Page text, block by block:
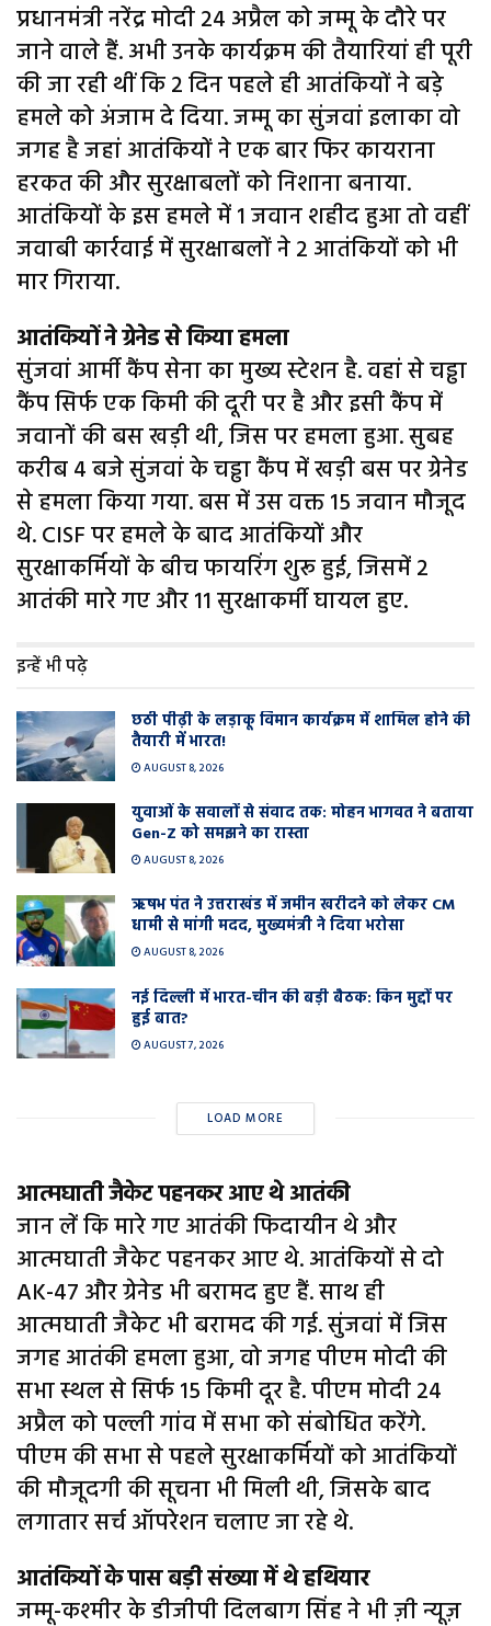
प्रधानमंत्री नरेंद्र मोदी 24 अप्रैल को जम्मू के दौरे पर
जाने वाले हैं. अभी उनके कार्यक्रम की तैयारियां ही पूरी
की जा रही थीं कि 2 दिन पहले ही आतंकियों ने बड़े
हमले को अंजाम दे दिया. जम्मू का सुंजवां इलाका वो
जगह है जहां आतंकियों ने एक बार फिर कायराना
हरकत की और सुरक्षाबलों को निशाना बनाया.
आतंकियों के इस हमले में 1 जवान शहीद हुआ तो वहीं
जवाबी कार्रवाई में सुरक्षाबलों ने 2 आतंकियों को भी
मार गिराया.
आतंकियों ने ग्रेनेड से किया हमला
सुंजवां आर्मी कैंप सेना का मुख्य स्टेशन है. वहां से चड्ढा
कैंप सिर्फ एक किमी की दूरी पर है और इसी कैंप में
जवानों की बस खड़ी थी, जिस पर हमला हुआ. सुबह
करीब 4 बजे सुंजवां के चड्ढा कैंप में खड़ी बस पर ग्रेनेड
से हमला किया गया. बस में उस वक्त 15 जवान मौजूद
थे. CISF पर हमले के बाद आतंकियों और
सुरक्षाकर्मियों के बीच फायरिंग शुरू हुई, जिसमें 2
आतंकी मारे गए और 11 सुरक्षाकर्मी घायल हुए.
इन्हें भी पढ़े
छठी पीढ़ी के लड़ाकू विमान कार्यक्रम में शामिल होने की
तैयारी में भारत!
AUGUST 8, 2026
युवाओं के सवालों से संवाद तक: मोहन भागवत ने बताया
Gen-Z को समझने का रास्ता
AUGUST 8, 2026
ऋषभ पंत ने उत्तराखंड में जमीन खरीदने को लेकर CM
धामी से मांगी मदद, मुख्यमंत्री ने दिया भरोसा
AUGUST 8, 2026
नई दिल्ली में भारत-चीन की बड़ी बैठक: किन मुद्दों पर
हुई बात?
AUGUST 7, 2026
LOAD MORE
आत्मघाती जैकेट पहनकर आए थे आतंकी
जान लें कि मारे गए आतंकी फिदायीन थे और
आत्मघाती जैकेट पहनकर आए थे. आतंकियों से दो
AK-47 और ग्रेनेड भी बरामद हुए हैं. साथ ही
आत्मघाती जैकेट भी बरामद की गई. सुंजवां में जिस
जगह आतंकी हमला हुआ, वो जगह पीएम मोदी की
सभा स्थल से सिर्फ 15 किमी दूर है. पीएम मोदी 24
अप्रैल को पल्ली गांव में सभा को संबोधित करेंगे.
पीएम की सभा से पहले सुरक्षाकर्मियों को आतंकियों
की मौजूदगी की सूचना भी मिली थी, जिसके बाद
लगातार सर्च ऑपरेशन चलाए जा रहे थे.
आतंकियों के पास बड़ी संख्या में थे हथियार
जम्मू-कश्मीर के डीजीपी दिलबाग सिंह ने भी ज़ी न्यूज़